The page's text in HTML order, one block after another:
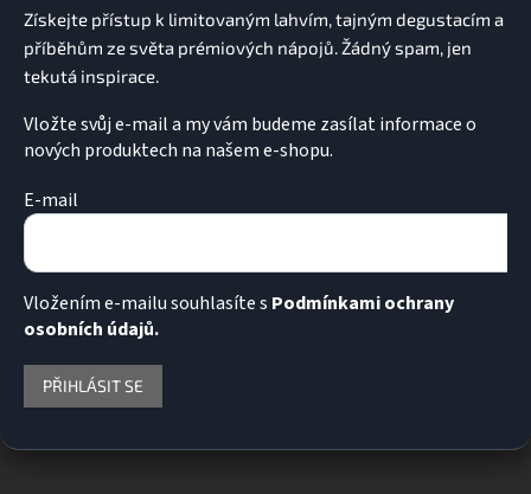
Vložte svůj e-mail a my vám budeme zasílat informace o
nových produktech na našem e-shopu.
E-mail
Vložením e-mailu souhlasíte s Podmínkami ochrany
osobních údajů.
PŘIHLÁSIT SE